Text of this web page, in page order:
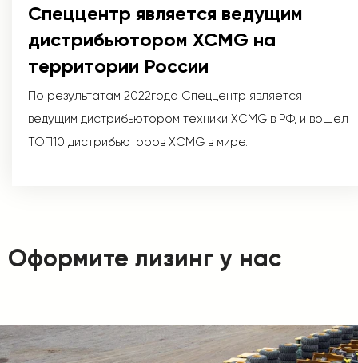
Спеццентр является ведущим
дистрибьютором XCMG на
территории России
По результатам 2022года Спеццентр является
ведущим дистрибьютором техники XCMG в РФ, и вошел
ТОП10 дистрибьюторов XCMG в мире.
Оформите лизинг у нас